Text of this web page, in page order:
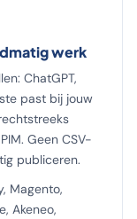
werk
ChatGPT,
past bij jouw
Geen CSV-
publiceren.
Magento,
Akeneo,